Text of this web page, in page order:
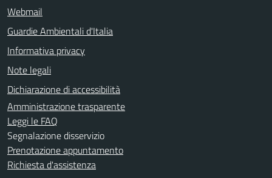
Webmail
Guardie Ambientali d'Italia
Informativa privacy
Note legali
Dichiarazione di accessibilità
Amministrazione trasparente
Leggi le FAQ
Segnalazione disservizio
Prenotazione appuntamento
Richiesta d'assistenza